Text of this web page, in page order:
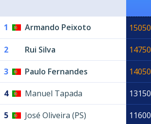
1 Armando Peixoto 15050
2 Rui Silva 14750
3 Paulo Fernandes 14050
4 Manuel Tapada 13150
5 José Oliveira (PS) 11600